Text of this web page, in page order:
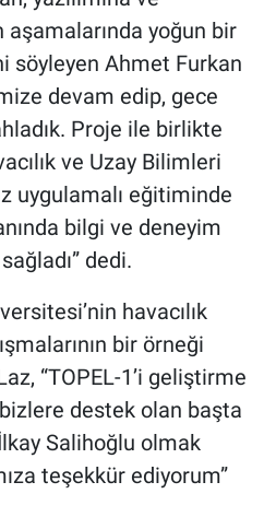
yoğun bir
söyleyen Ahmet Furkan
devam edip, gece
Proje ile birlikte
ve Uzay Bilimleri
uygulamalı eğitiminde
bilgi ve deneyim
dedi.
havacılık
bir örneği
“TOPEL-1’i geliştirme
destek olan başta
Salihoğlu olmak
teşekkür ediyorum”